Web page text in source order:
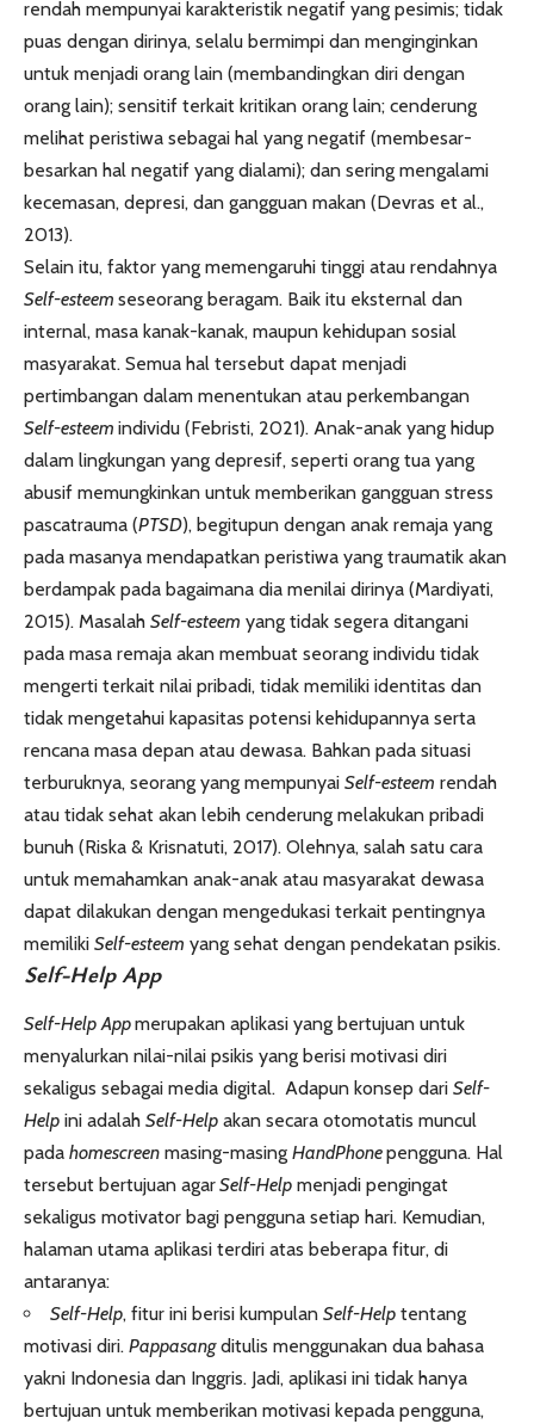
rendah mempunyai karakteristik negatif yang pesimis; tidak
puas dengan dirinya, selalu bermimpi dan menginginkan
untuk menjadi orang lain (membandingkan diri dengan
orang lain); sensitif terkait kritikan orang lain; cenderung
melihat peristiwa sebagai hal yang negatif (membesar-
besarkan hal negatif yang dialami); dan sering mengalami
kecemasan, depresi, dan gangguan makan (Devras et al.,
2013).
Selain itu, faktor yang memengaruhi tinggi atau rendahnya
Self-esteem seseorang beragam. Baik itu eksternal dan
internal, masa kanak-kanak, maupun kehidupan sosial
masyarakat. Semua hal tersebut dapat menjadi
pertimbangan dalam menentukan atau perkembangan
Self-esteem individu (Febristi, 2021). Anak-anak yang hidup
dalam lingkungan yang depresif, seperti orang tua yang
abusif memungkinkan untuk memberikan gangguan stress
pascatrauma (PTSD), begitupun dengan anak remaja yang
pada masanya mendapatkan peristiwa yang traumatik akan
berdampak pada bagaimana dia menilai dirinya (Mardiyati,
2015). Masalah Self-esteem yang tidak segera ditangani
pada masa remaja akan membuat seorang individu tidak
mengerti terkait nilai pribadi, tidak memiliki identitas dan
tidak mengetahui kapasitas potensi kehidupannya serta
rencana masa depan atau dewasa. Bahkan pada situasi
terburuknya, seorang yang mempunyai Self-esteem rendah
atau tidak sehat akan lebih cenderung melakukan pribadi
bunuh (Riska & Krisnatuti, 2017). Olehnya, salah satu cara
untuk memahamkan anak-anak atau masyarakat dewasa
dapat dilakukan dengan mengedukasi terkait pentingnya
memiliki Self-esteem yang sehat dengan pendekatan psikis.
Self-Help App
Self-Help Appmerupakan aplikasi yang bertujuan untuk
menyalurkan nilai-nilai psikis yang berisi motivasi diri
sekaligus sebagai media digital. Adapun konsep dari Self-
Help ini adalah Self-Help akan secara otomotatis muncul
pada homescreen masing-masing HandPhonepengguna. Hal
tersebut bertujuan agarSelf-Help menjadi pengingat
sekaligus motivator bagi pengguna setiap hari. Kemudian,
halaman utama aplikasi terdiri atas beberapa fitur, di
antaranya:
Self-Help, fitur ini berisi kumpulan Self-Help tentang
motivasi diri. Pappasangditulis menggunakan dua bahasa
yakni Indonesia dan Inggris. Jadi, aplikasi ini tidak hanya
bertujuan untuk memberikan motivasi kepada pengguna,